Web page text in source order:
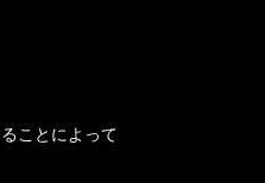
ことによって